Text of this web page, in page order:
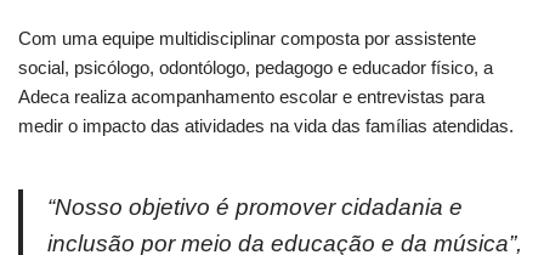
Com uma equipe multidisciplinar composta por assistente
social, psicólogo, odontólogo, pedagogo e educador físico, a
Adeca realiza acompanhamento escolar e entrevistas para
medir o impacto das atividades na vida das famílias atendidas.
“Nosso objetivo é promover cidadania e
inclusão por meio da educação e da música”,